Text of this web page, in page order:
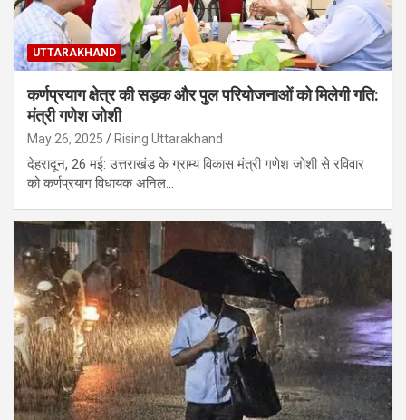
UTTARAKHAND
कर्णप्रयाग क्षेत्र की सड़क और पुल परियोजनाओं को मिलेगी गति:
मंत्री गणेश जोशी
May 26, 2025 Rising Uttarakhand
देहरादून, 26 मई: उत्तराखंड के ग्राम्य विकास मंत्री गणेश जोशी से रविवार
को कर्णप्रयाग विधायक अनिल…